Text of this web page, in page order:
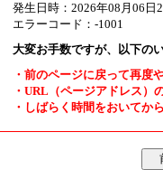
発生日時：2026年08月06日
エラーコード：-1001
大変お手数ですが、以下の
・前のページに戻って再度
・URL（ページアドレス）
・しばらく時間をおいてか